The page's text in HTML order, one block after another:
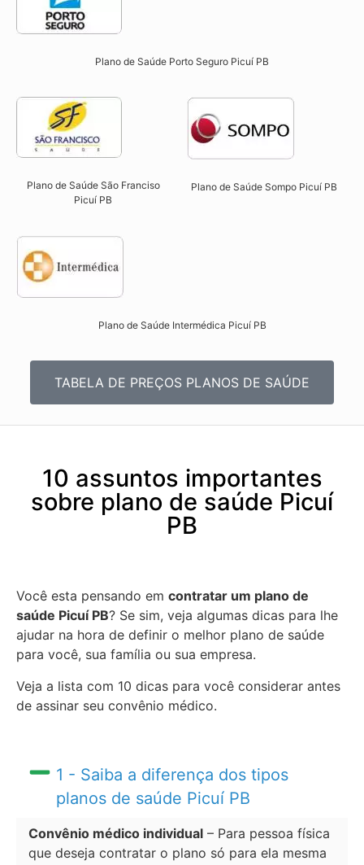
Plano de Saúde Porto Seguro Picuí PB​
Plano de Saúde São Franciso
Picuí PB​
Plano de Saúde Sompo Picuí PB​
Plano de Saúde Intermédica Picuí PB​
TABELA DE PREÇOS PLANOS DE SAÚDE
10 assuntos importantes
sobre plano de saúde Picuí
PB
Você esta pensando em contratar um plano de
saúde Picuí PB? Se sim, veja algumas dicas para lhe
ajudar na hora de definir o melhor plano de saúde
para você, sua família ou sua empresa.
Veja a lista com 10 dicas para você considerar antes
de assinar seu convênio médico.
1 - Saiba a diferença dos tipos
planos de saúde Picuí PB
Convênio médico individual – Para pessoa física
que deseja contratar o plano só para ela mesma